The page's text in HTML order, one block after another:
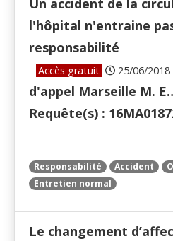
Un accident de la
l'hôpital n'entraine
responsabilité
Accès gratuit 25/06/2018
d'appel Marseille M.
Requête(s) :
Responsabilité Accident
Entretien normal
Le changement